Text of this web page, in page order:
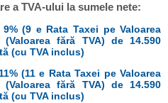
a TVA-ului la sumele nete:
(9 e Rata Taxei pe Valoarea
fără TVA) de 14.590
(cu TVA inclus)
(11 e Rata Taxei pe Valoarea
fără TVA) de 14.590
(cu TVA inclus)